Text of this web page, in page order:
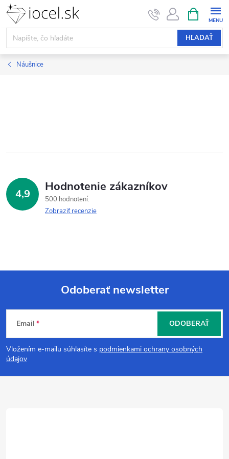
Prejsť
obsah
HĽADAŤ
KOŠÍK
Náušnice
4,9 Hodnotenie zákazníkov
500 hodnotení
Zobraziť recenzie
Z
á
p
Odoberať newsletter
Email
Vložením e-mailu súhlasíte s podmienkami ochrany osobných
údajov
ODOBERAŤ